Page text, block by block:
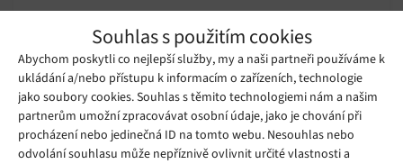
Souhlas s použitím cookies
Abychom poskytli co nejlepší služby, my a naši partneři používáme k
ukládání a/nebo přístupu k informacím o zařízeních, technologie
jako soubory cookies. Souhlas s těmito technologiemi nám a našim
partnerům umožní zpracovávat osobní údaje, jako je chování při
procházení nebo jedinečná ID na tomto webu. Nesouhlas nebo
odvolání souhlasu může nepříznivě ovlivnit určité vlastnosti a
důvodem je nenávistné vyjadřování
Úterý 30. 06. 2020 Samuel
Spory mezi americkým prezidentem Donaldem Trumpem a
sociálními sítěmi se v posledních měsících s větší či menší
intenzitou stupňují.